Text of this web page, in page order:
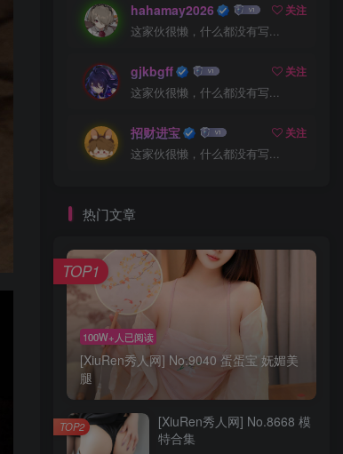
hahamay2026
关注
这家伙很懒，什么都没有写...
gjkbgff
关注
这家伙很懒，什么都没有写...
招财进宝
关注
这家伙很懒，什么都没有写...
热门文章
100W+人已阅读
[XiuRen秀人网] No.9040 蛋蛋宝 妩媚美
腿
TOP1
[XiuRen秀人网] No.8668 模
特合集
TOP2